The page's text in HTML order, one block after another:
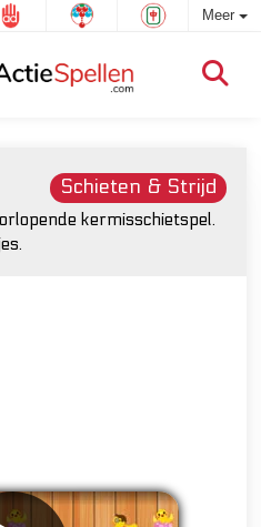
Meer
Schieten & Strijd
kermisschietspel.